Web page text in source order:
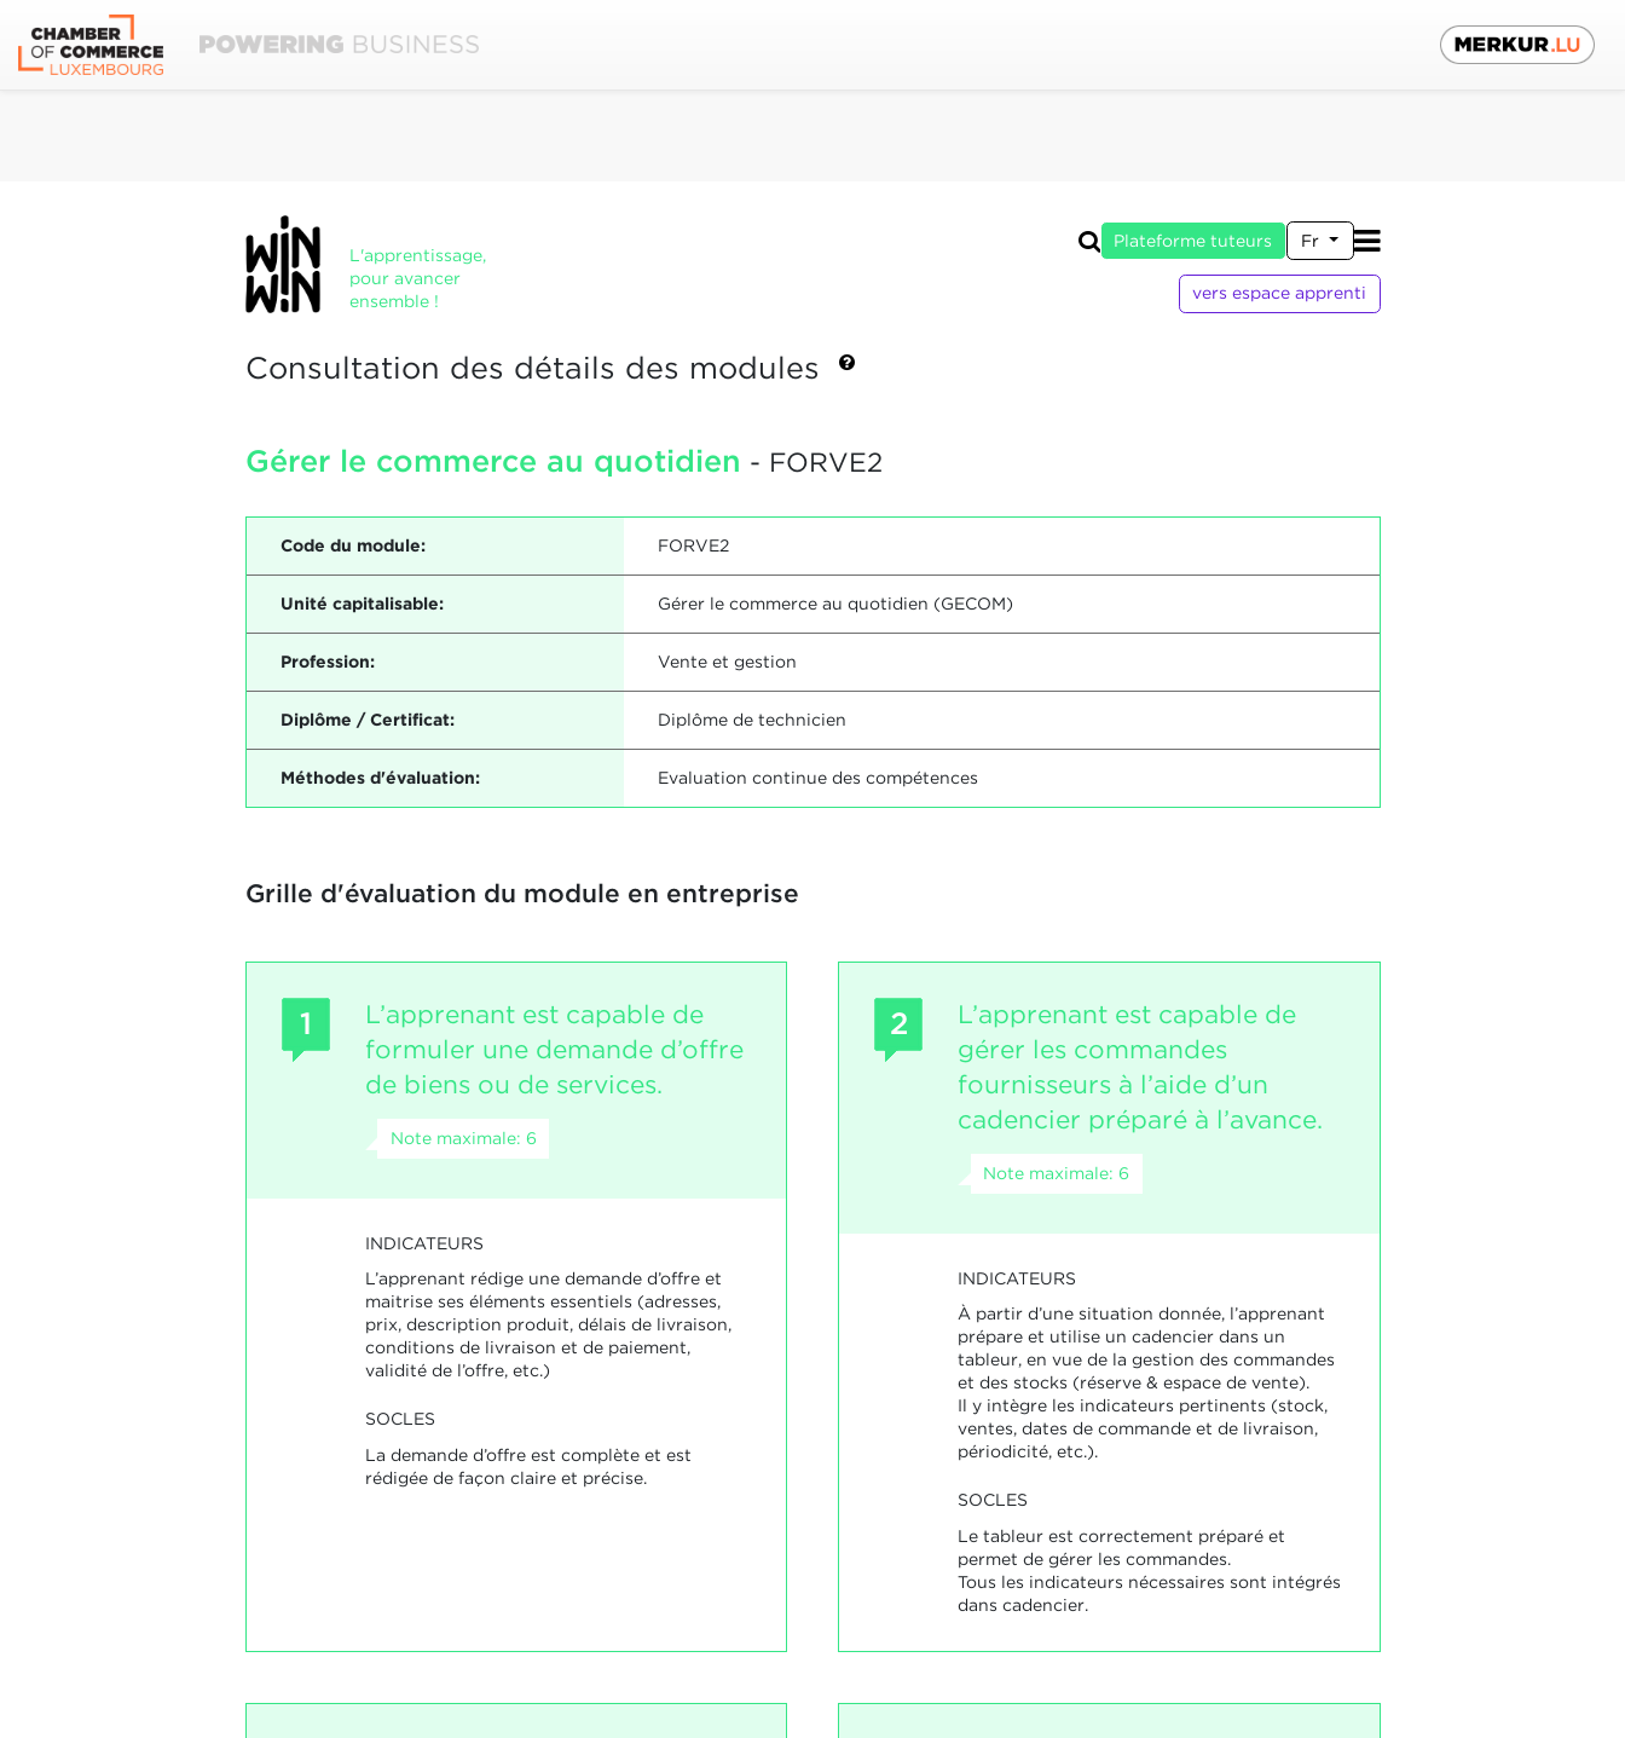
L'apprentissage,
pour avancer
ensemble !
Plateforme tuteurs Fr
vers espace apprenti
Consultation des détails des modules
Gérer le commerce au quotidien - FORVE2
Code du module: FORVE2
Unité capitalisable: Gérer le commerce au quotidien (GECOM)
Profession: Vente et gestion
Diplôme / Certificat: Diplôme de technicien
Méthodes d'évaluation: Evaluation continue des compétences
Grille d'évaluation du module en entreprise
1
L’apprenant est capable de
formuler une demande d’offre
de biens ou de services.
Note maximale: 6
INDICATEURS
L’apprenant rédige une demande d’offre et
maitrise ses éléments essentiels (adresses,
prix, description produit, délais de livraison,
conditions de livraison et de paiement,
validité de l’offre, etc.)
SOCLES
La demande d’offre est complète et est
rédigée de façon claire et précise.
2
L’apprenant est capable de
gérer les commandes
fournisseurs à l’aide d’un
cadencier préparé à l’avance.
Note maximale: 6
INDICATEURS
À partir d’une situation donnée, l’apprenant
prépare et utilise un cadencier dans un
tableur, en vue de la gestion des commandes
et des stocks (réserve & espace de vente).
Il y intègre les indicateurs pertinents (stock,
ventes, dates de commande et de livraison,
périodicité, etc.).
SOCLES
Le tableur est correctement préparé et
permet de gérer les commandes.
Tous les indicateurs nécessaires sont intégrés
dans cadencier.